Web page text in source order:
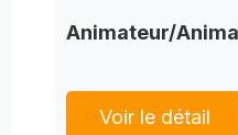
Animateur/
Voir le détail